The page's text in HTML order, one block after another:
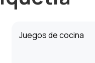
Juegos de cocina